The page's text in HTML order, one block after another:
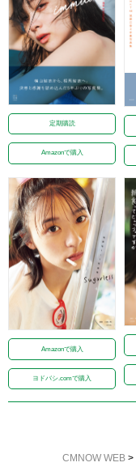
定期購読
Amazonで購入
Amazonで購入
ヨドバシ.comで購入
CMNOW WEB >